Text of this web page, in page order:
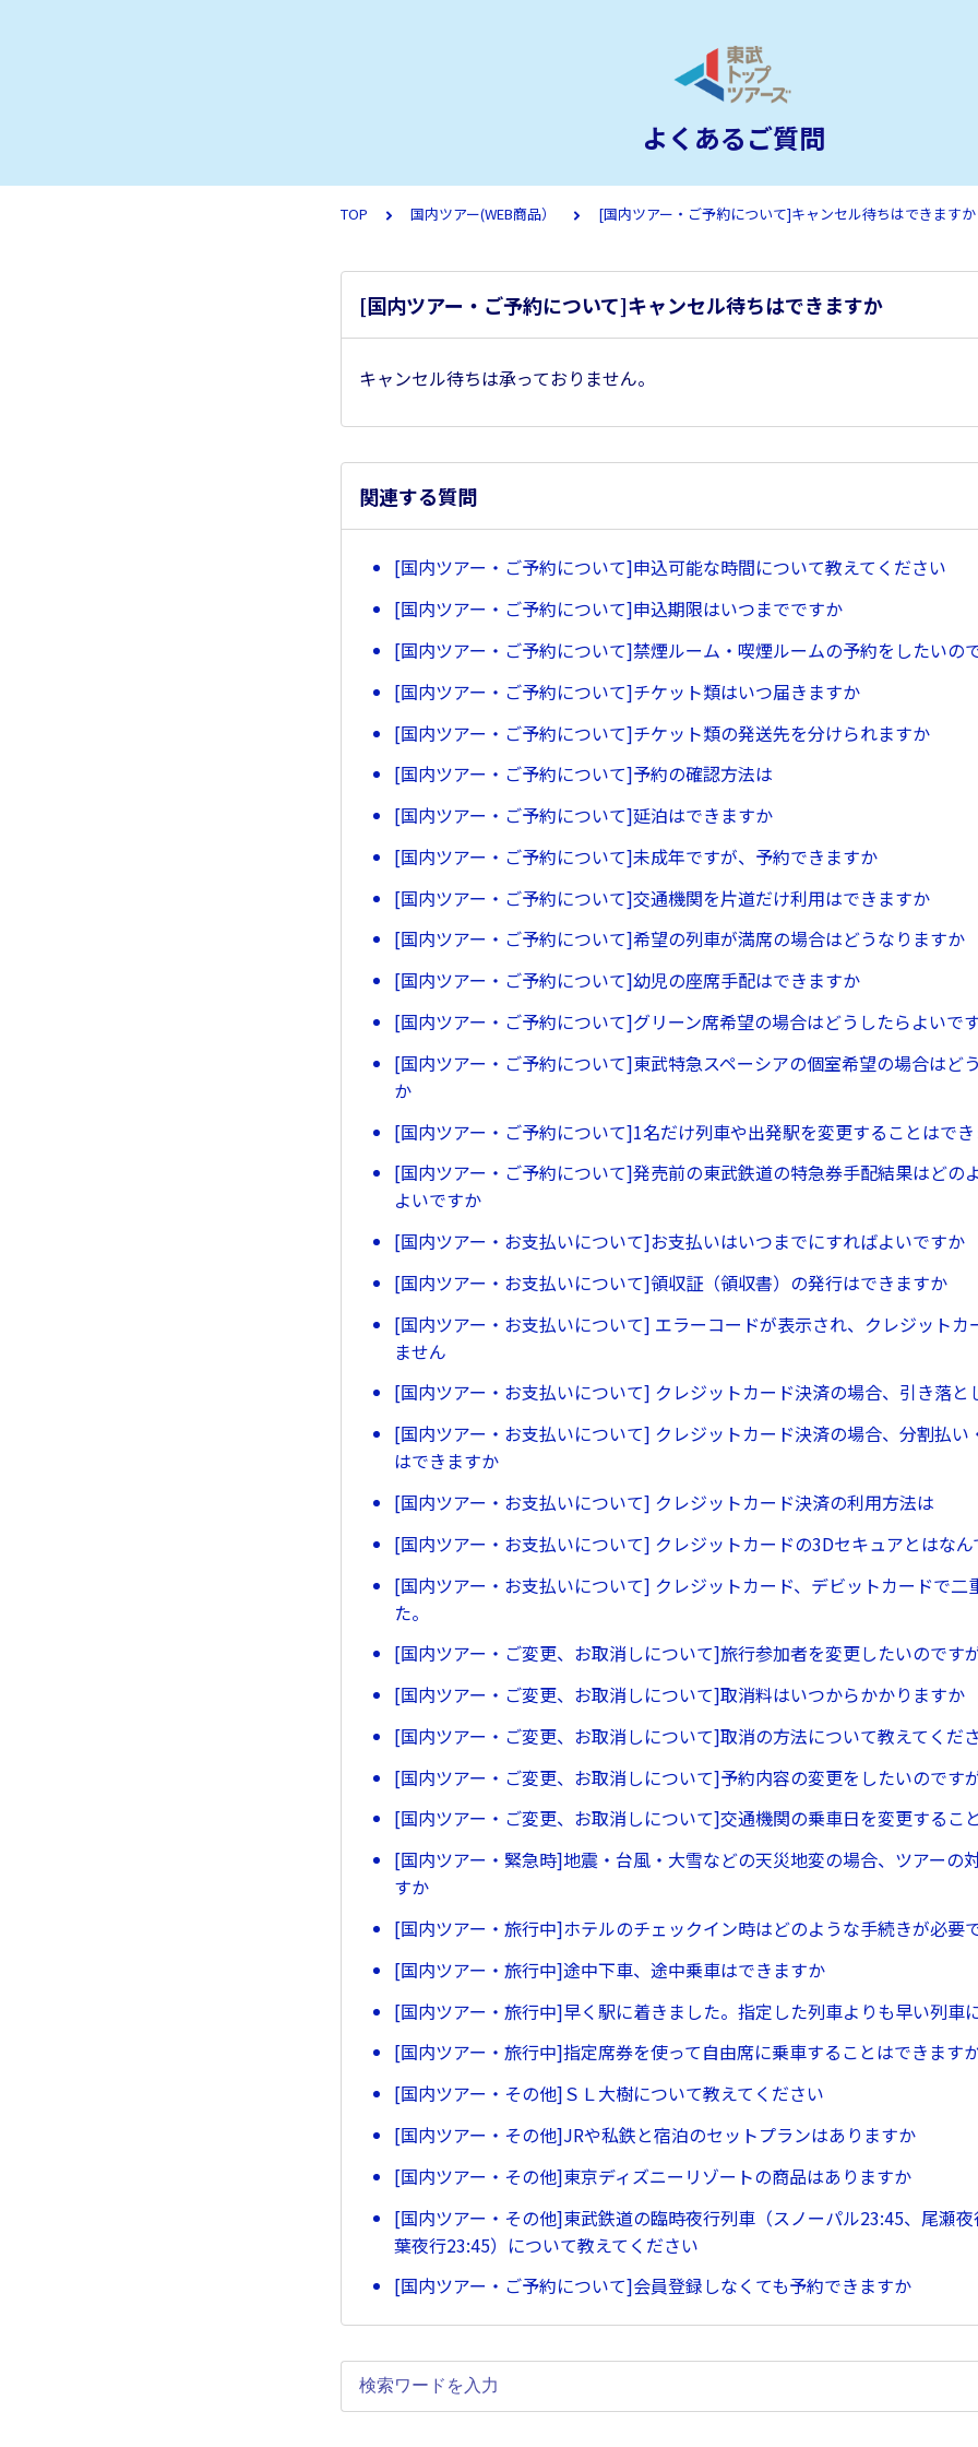
よくあるご質問
TOP 国内ツアー(WEB商品） [国内ツアー・ご予約について]キャンセル待ちはできますか
[国内ツアー・ご予約について]キャンセル待ちはできますか
キャンセル待ちは承っておりません。
関連する質問
[国内ツアー・ご予約について]申込可能な時間について教えてください
[国内ツアー・ご予約について]申込期限はいつまでですか
[国内ツアー・ご予約について]禁煙ルーム・喫煙ルームの予約をしたいの
[国内ツアー・ご予約について]チケット類はいつ届きますか
[国内ツアー・ご予約について]チケット類の発送先を分けられますか
[国内ツアー・ご予約について]予約の確認方法は
[国内ツアー・ご予約について]延泊はできますか
[国内ツアー・ご予約について]未成年ですが、予約できますか
[国内ツアー・ご予約について]交通機関を片道だけ利用はできますか
[国内ツアー・ご予約について]希望の列車が満席の場合はどうなりますか
[国内ツアー・ご予約について]幼児の座席手配はできますか
[国内ツアー・ご予約について]グリーン席希望の場合はどうしたらよいで
[国内ツアー・ご予約について]東武特急スペーシアの個室希望の場合はど
か
[国内ツアー・ご予約について]1名だけ列車や出発駅を変更することはで
[国内ツアー・ご予約について]発売前の東武鉄道の特急券手配結果はどの
よいですか
[国内ツアー・お支払いについて]お支払いはいつまでにすればよいですか
[国内ツアー・お支払いについて]領収証（領収書）の発行はできますか
[国内ツアー・お支払いについて] エラーコードが表示され、クレジットカ
ません
[国内ツアー・お支払いについて] クレジットカード決済の場合、引き落と
[国内ツアー・お支払いについて] クレジットカード決済の場合、分割払い
はできますか
[国内ツアー・お支払いについて] クレジットカード決済の利用方法は
[国内ツアー・お支払いについて] クレジットカードの3Dセキュアとはな
[国内ツアー・お支払いについて] クレジットカード、デビットカードで二
た。
[国内ツアー・ご変更、お取消しについて]旅行参加者を変更したいのです
[国内ツアー・ご変更、お取消しについて]取消料はいつからかかりますか
[国内ツアー・ご変更、お取消しについて]取消の方法について教えてくだ
[国内ツアー・ご変更、お取消しについて]予約内容の変更をしたいのです
[国内ツアー・ご変更、お取消しについて]交通機関の乗車日を変更するこ
[国内ツアー・緊急時]地震・台風・大雪などの天災地変の場合、ツアーの
すか
[国内ツアー・旅行中]ホテルのチェックイン時はどのような手続きが必要
[国内ツアー・旅行中]途中下車、途中乗車はできますか
[国内ツアー・旅行中]早く駅に着きました。指定した列車よりも早い列車
[国内ツアー・旅行中]指定席券を使って自由席に乗車することはできます
[国内ツアー・その他]ＳＬ大樹について教えてください
[国内ツアー・その他]JRや私鉄と宿泊のセットプランはありますか
[国内ツアー・その他]東京ディズニーリゾートの商品はありますか
[国内ツアー・その他]東武鉄道の臨時夜行列車（スノーパル23:45、尾瀬
葉夜行23:45）について教えてください
[国内ツアー・ご予約について]会員登録しなくても予約できますか